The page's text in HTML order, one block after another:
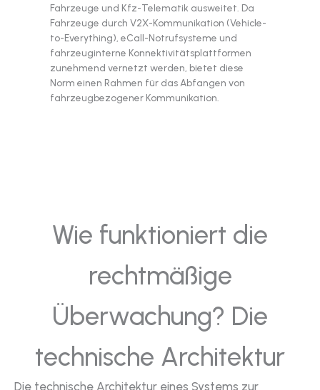
Fahrzeuge und Kfz-Telematik ausweitet. Da
Fahrzeuge durch V2X-Kommunikation (Vehicle-
to-Everything), eCall-Notrufsysteme und
fahrzeuginterne Konnektivitätsplattformen
zunehmend vernetzt werden, bietet diese
Norm einen Rahmen für das Abfangen von
fahrzeugbezogener Kommunikation.
Wie funktioniert die
rechtmäßige
Überwachung? Die
technische Architektur
Die technische Architektur eines Systems zur